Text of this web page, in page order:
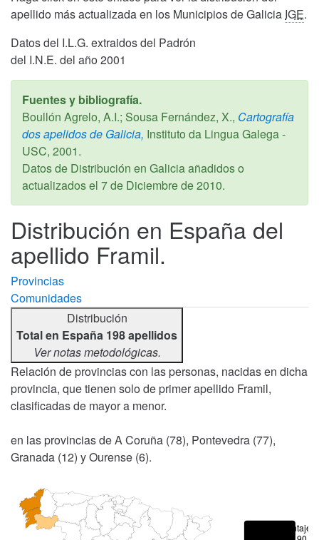
apellido más actualizada en los Municipios de Galicia IGE.
Datos del I.L.G. extraidos del Padrón
del I.N.E. del año 2001
Fuentes y bibliografía.
Boullón Agrelo, A.I.; Sousa Fernández, X., Cartografía
dos apelidos de Galicia, Instituto da Lingua Galega -
USC, 2001.
Datos de Distribución en Galicia añadidos o
actualizados el 7 de Diciembre de 2010.
Distribución en España del
apellido Framil.
Provincias
Comunidades
Distribución
Total en España 198 apellidos
Ver notas metodológicas.
Relación de provincias con las personas, nacidas en dicha
provincia, que tienen solo de primer apellido Framil,
clasificadas de mayor a menor.
en las provincias de A Coruña (78), Pontevedra (77),
Granada (12) y Ourense (6).
Porcentajes